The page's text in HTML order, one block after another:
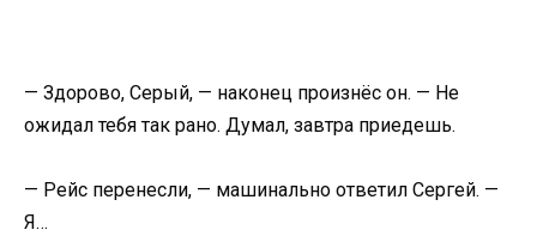
— Здорово, Серый, — наконец произнёс он. — Не
ожидал тебя так рано. Думал, завтра приедешь.
— Рейс перенесли, — машинально ответил Сергей. —
Я…